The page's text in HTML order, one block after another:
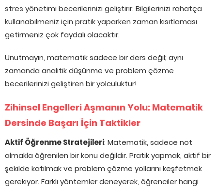
stres yönetimi becerilerinizi geliştirir. Bilgilerinizi rahatça
kullanabilmeniz için pratik yaparken zaman kısıtlaması
getirmeniz çok faydalı olacaktır.
Unutmayın, matematik sadece bir ders değil; aynı
zamanda analitik düşünme ve problem çözme
becerilerinizi geliştiren bir yolculuktur!
Zihinsel Engelleri Aşmanın Yolu: Matematik
Dersinde Başarı İçin Taktikler
Aktif Öğrenme Stratejileri: Matematik, sadece not
almakla öğrenilen bir konu değildir. Pratik yapmak, aktif bir
şekilde katılmak ve problem çözme yollarını keşfetmek
gerekiyor. Farklı yöntemler deneyerek, öğrenciler hangi